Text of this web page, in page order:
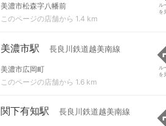
美濃市松森字八幡前
このページの店舗から 1.4 km
ル
を
美濃市駅 長良川鉄道越美南線
美濃市広岡町
このページの店舗から 1.6 km
ル
を
関下有知駅 長良川鉄道越美南線